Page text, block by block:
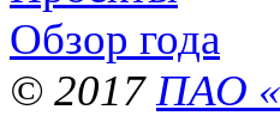
Обзор года
© 2017 ПАО